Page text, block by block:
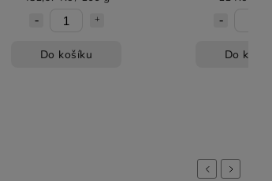
Do košíku Do
PreviousNext